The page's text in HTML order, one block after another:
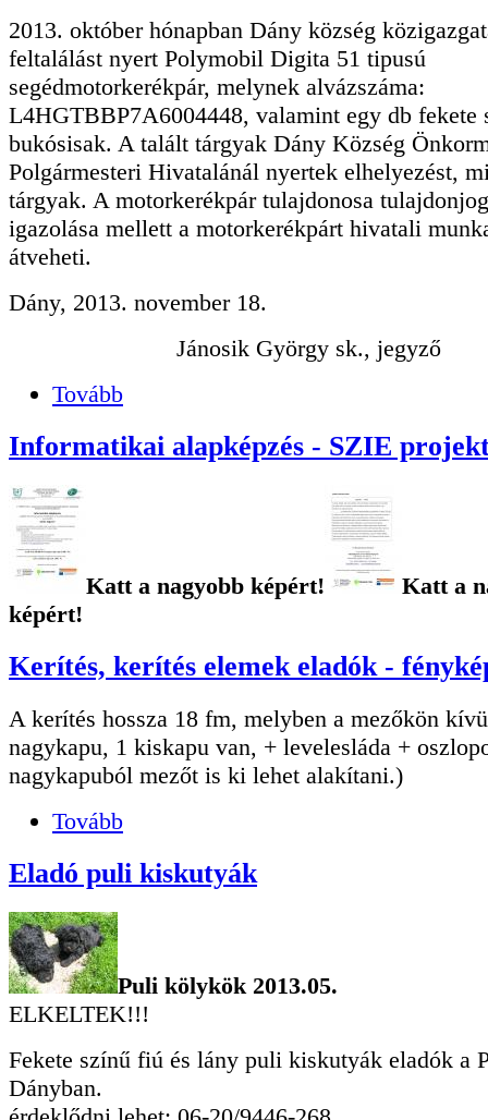
2013. október hónapban Dány község
feltalálást nyert Polymobil Digita 51 tipusú
segédmotorkerékpár, melynek alvázszáma:
L4HGTBBP7A6004448, valamint egy db fekete
bukósisak. A talált tárgyak Dány Község
Polgármesteri Hivatalánál nyertek elhelyezést,
tárgyak. A motorkerékpár tulajdonosa
igazolása mellett a motorkerékpárt hivatali
átveheti.
Dány, 2013. november 18.
Jánosik György sk., jegyző
Tovább
Informatikai alapképzés - SZIE
Katt a nagyobb képért!
Katt a
képért!
Kerítés, kerítés elemek eladók -
A kerítés hossza 18 fm, melyben a mezőkön
nagykapu, 1 kiskapu van, + levelesláda +
nagykapuból mezőt is ki lehet alakítani.)
Tovább
Eladó puli kiskutyák
Puli kölykök 2013.05.
ELKELTEK!!!
Fekete színű fiú és lány puli kiskutyák eladók a
Dányban.